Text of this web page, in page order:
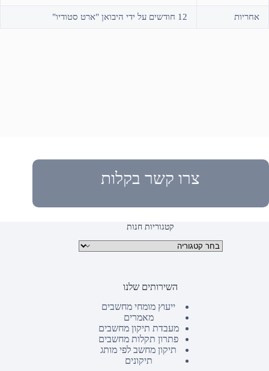
אחריות 12 חודשים על ידי היבואן "ארט סטודיו"
צרו קשר בקלות
קטגוריות חנות
קטגוריות מוצרים
השירותים שלנו
ייעוץ מומחי מחשבים
מאמרים
מעבדת תיקון מחשבים
פתרון תקלות מחשבים
תיקון מחשב לפי מותג
תיקונים